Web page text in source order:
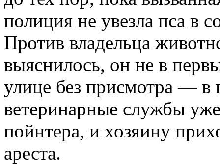
полиция не увезла пса в
Против владельца
выяснилось, он не в
улице без присмотра — в
ветеринарные службы
пойнтера, и хозяину
ареста.